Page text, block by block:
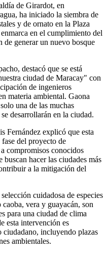
de Girardot, en
ha iniciado la siembra de
y de ornato en la Plaza
en el cumplimiento del
generar un nuevo bosque
destacó que se está
ciudad de Maracay" con
de ingenieros
materia ambiental. Gaona
una de las muchas
desarrollarán en la ciudad.
Fernández explicó que esta
del proyecto de
compromisos conocidos
hacer las ciudades más
a la mitigación del
cuidadosa de especies
vera y guayacán, son
para una ciudad de clima
esta intervención es
ciudadano, incluyendo plazas
ambientales.